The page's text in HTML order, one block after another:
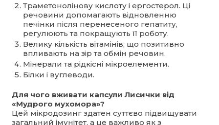
Траметонолінову кислоту і ергостерол. Ці
речовини допомагають відновленню
печінки після перенесеного гепатиту,
регулюють та покращують її роботу.
Велику кількість вітамінів, що позитивно
впливають на зір та обмін речовин.
Мінерали та рідкісні мікроелементи.
Білки і вуглеводи.
Для чого вживати капсули Лисички від
«Мудрого мухомора»?
Цей мікродозинг здатен суттєво підвищувати
загальний імунітет, а це важливо як з